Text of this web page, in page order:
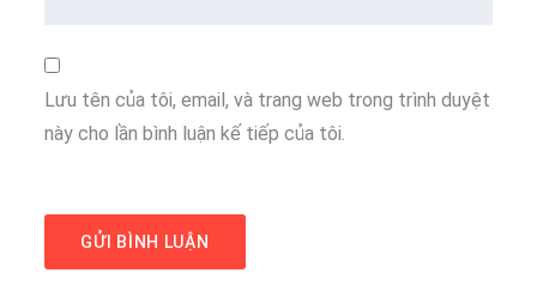
Lưu tên của tôi, email, và trang web trong trình duyệt
này cho lần bình luận kế tiếp của tôi.